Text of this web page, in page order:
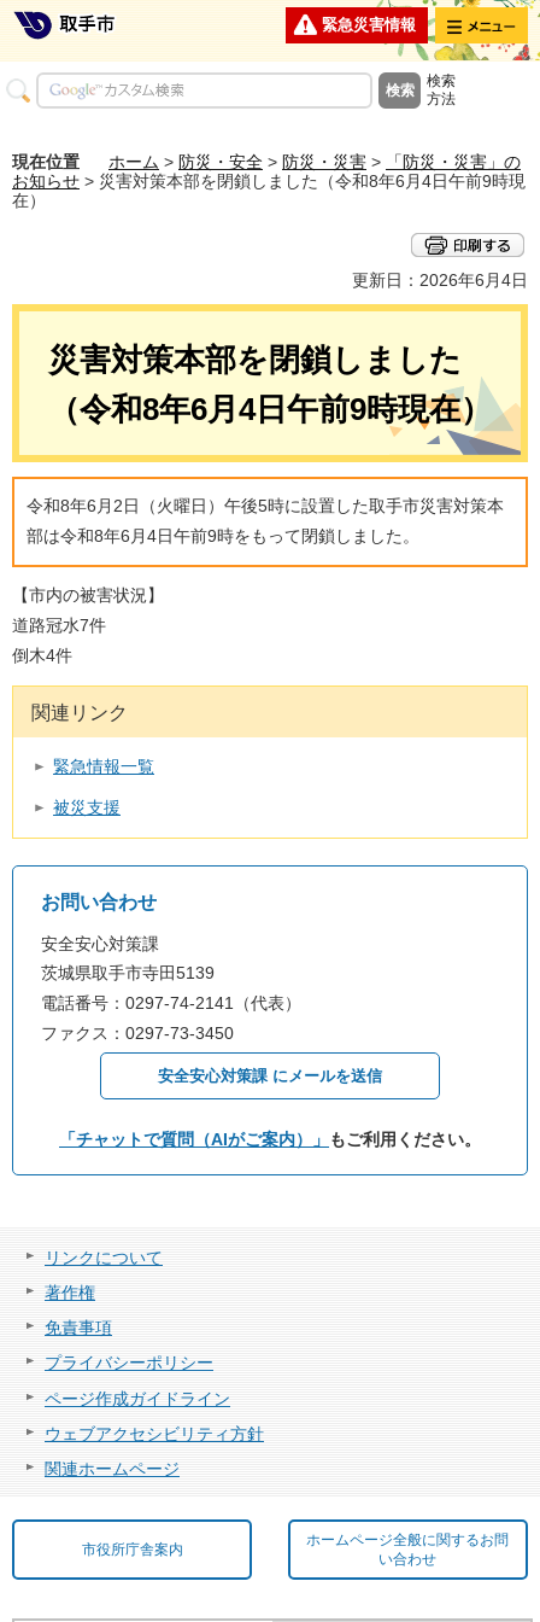
緊急災害情報 メニュー
検索
方法
現在位置 ホーム > 防災・安全 > 防災・災害 >
「防災・災害」の
お知らせ > 災害対策本部を閉鎖しました（令和8年6月4日午前9時現
在）
更新日：2026年6月4日
災害対策本部を閉鎖しました
（令和8年6月4日午前9時現在）
令和8年6月2日（火曜日）午後5時に設置した取手市災害対策本
部は令和8年6月4日午前9時をもって閉鎖しました。
【市内の被害状況】
道路冠水7件
倒木4件
関連リンク
緊急情報一覧
被災支援
お問い合わせ
安全安心対策課
茨城県取手市寺田5139
電話番号：0297-74-2141（代表）
ファクス：0297-73-3450
安全安心対策課 にメールを送信
「チャットで質問（AIがご案内）」 もご利用ください。
リンクについて
著作権
免責事項
プライバシーポリシー
ページ作成ガイドライン
ウェブアクセシビリティ方針
関連ホームページ
市役所庁舎案内
ホームページ全般に関するお問
い合わせ